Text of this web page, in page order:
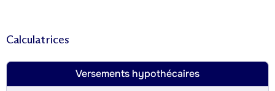
Calculatrices
Versements hypothécaires